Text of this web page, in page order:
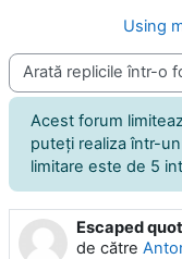
Using
Afişează mod
Acest forum
puteţi realiza într-
limitare este de 5
Escaped
de către
Număr de